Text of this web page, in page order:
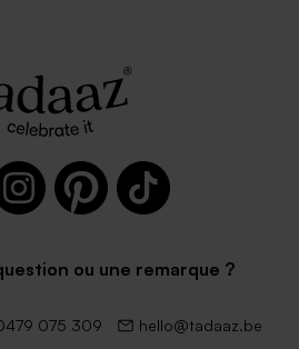
ou une remarque ?
075 309 hello@tadaaz.be